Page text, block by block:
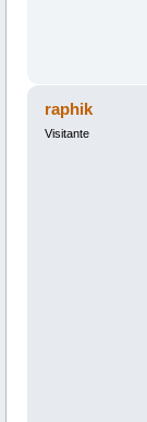
raphik
Visitante